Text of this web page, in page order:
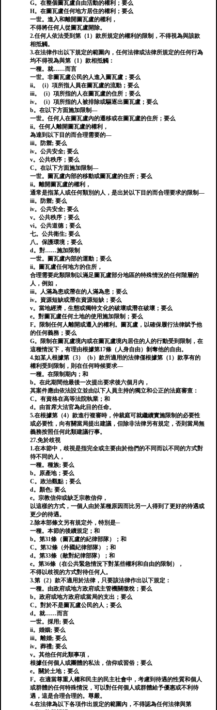
G。在整個圖瓦盧自由活動的權利；要么
H。在圖瓦盧任何地方居住的權利；要么
一世。進入和離開圖瓦盧的權利，
不得將任何人從圖瓦盧開除。
2.任何人依法受到第（1）款所規定的權利的限制，不得視為與該款
相抵觸。
3.在法律作出以下規定的範圍內，任何法律或法律所規定的任何行為
均不得視為與第（1）款相抵觸：
一種。就……而言
一世。非圖瓦盧公民的人進入圖瓦盧；要么
ii。（i）項所指人員在圖瓦盧的流動；要么
iii。（i）項所指的人在圖瓦盧的住所；要么
iv。（i）項所指的人被排除或驅逐出圖瓦盧；要么
b。在以下方面施加限制—
一世。任何人在圖瓦盧內的遷移或在圖瓦盧的住所；要么
ii。任何人離開圖瓦盧的權利，
為達到以下目的而合理需要的—
iii。防禦; 要么
iv。公共安全; 要么
v。公共秩序；要么
C。在以下方面施加限制—
一世。圖瓦盧內部的移動或圖瓦盧的住所；要么
ii。離開圖瓦盧的權利，
通常是指某人或任何類別的人，是出於以下目的而合理要求的限制—
iii。防禦; 要么
iv。公共安全; 要么
v。公共秩序；要么
vi。公共道德；要么
七。公共衛生; 要么
八。保護環境；要么
d。對……施加限制
一世。圖瓦盧內部的運動；要么
ii。圖瓦盧任何地方的住所，
合理需要此類限制以滿足圖瓦盧部分地區的特殊情況的任何階層的
人，例如，
iii。人滿為患或潛在的人滿為患；要么
iv。資源短缺或潛在資源短缺；要么
v。當地經濟，生態或獨特文化的破壞或潛在破壞；要么
e。對圖瓦盧任何土地的使用施加限制；要么
F。限制任何人離開或遷入的權利。圖瓦盧，以確保履行法律賦予他
的任何義務；要么
G。限制在圖瓦盧境內或在圖瓦盧境內居住的人的行動受到限制，在
這種情況下，有理由根據第17條（人身自由）剝奪他的自由。
4.如某人根據第（3）（b）款所適用的法律僅根據第（1）款享有的
權利受到限制，則在任何時候要求—
一種。在限制期內；和
b。在此期間他最後一次提出要求後六個月內，
其案件應由依法設立並由以下人員主持的獨立和公正的法庭審查：
C。有資格在高等法院執業；和
d。由首席大法官為此目的任命。
5.在根據第（4）款進行複審時，仲裁庭可就繼續實施限制的必要性
或必要性，向有關當局提出建議，但除非法律另有規定，否則當局無
義務按照任何此類建議行事。
27.免於歧視
1.在本節中，歧視是指完全或主要由於他們的不同而以不同的方式對
待不同的人，
一種。種族; 要么
b。原產地；要么
C。政治觀點；要么
d。顏色; 要么
e。宗教信仰或缺乏宗教信仰，
以這樣的方式，一個人由於某種原因而比另一人得到了更好的待遇或
更少的待遇。
2.除本部條文另有規定外，特別是─
一種。本節的後續規定；和
b。第31條（圖瓦盧的紀律部隊）；和
C。第32條（外國紀律部隊）；和
d。第33條（敵對紀律部隊）；和
e。第36條（在公共緊急情況下對某些權利和自由的限制），
不得以歧視的方式對待任何人。
3.第（2）款不適用於法律，只要該法律作出以下規定：
一種。由政府或地方政府或主管機關徵稅；要么
b。政府或地方政府或當局的支出；要么
C。對於不是圖瓦盧公民的人；要么
d。就……而言
一世。採用; 要么
ii。婚姻; 要么
iii。離婚; 要么
iv。葬禮; 要么
v。其他任何此類事項，
根據任何個人或團體的私法，信仰或習俗；要么
e。關於土地；要么
F。在適當尊重人權和民主的民主社會中，考慮到待遇的性質和個人
或群體的任何特殊情況，可以對任何個人或群體給予優惠或不利待
遇，這是合理合理的。尊嚴。
4.在法律為以下各項作出規定的範圍內，不得認為任何法律與第